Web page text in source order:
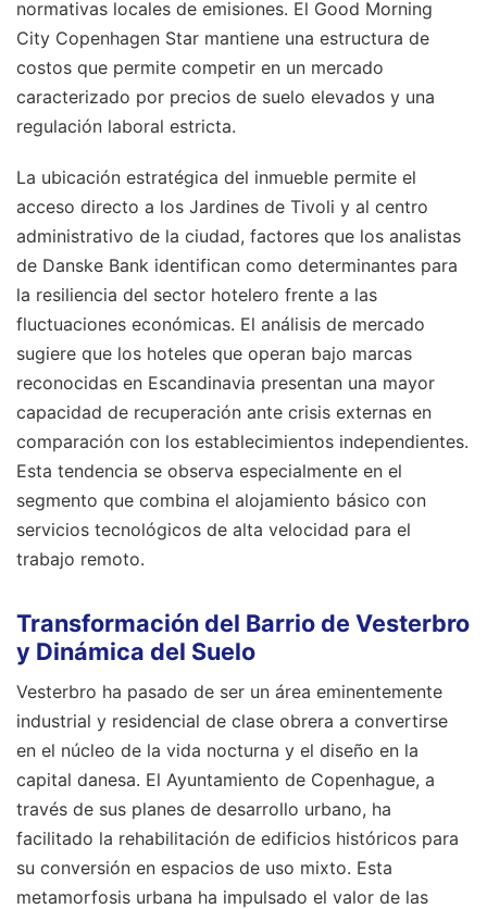
normativas locales de emisiones. El Good Morning
City Copenhagen Star mantiene una estructura de
costos que permite competir en un mercado
caracterizado por precios de suelo elevados y una
regulación laboral estricta.
La ubicación estratégica del inmueble permite el
acceso directo a los Jardines de Tivoli y al centro
administrativo de la ciudad, factores que los analistas
de Danske Bank identifican como determinantes para
la resiliencia del sector hotelero frente a las
fluctuaciones económicas. El análisis de mercado
sugiere que los hoteles que operan bajo marcas
reconocidas en Escandinavia presentan una mayor
capacidad de recuperación ante crisis externas en
comparación con los establecimientos independientes.
Esta tendencia se observa especialmente en el
segmento que combina el alojamiento básico con
servicios tecnológicos de alta velocidad para el
trabajo remoto.
Transformación del Barrio de Vesterbro
y Dinámica del Suelo
Vesterbro ha pasado de ser un área eminentemente
industrial y residencial de clase obrera a convertirse
en el núcleo de la vida nocturna y el diseño en la
capital danesa. El Ayuntamiento de Copenhague, a
través de sus planes de desarrollo urbano, ha
facilitado la rehabilitación de edificios históricos para
su conversión en espacios de uso mixto. Esta
metamorfosis urbana ha impulsado el valor de las